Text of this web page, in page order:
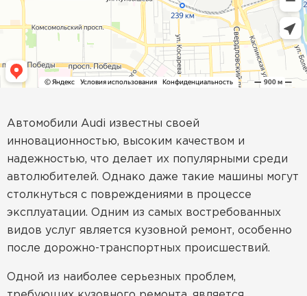
Автомобили Audi известны своей
инновационностью, высоким качеством и
надежностью, что делает их популярными среди
автолюбителей. Однако даже такие машины могут
столкнуться с повреждениями в процессе
эксплуатации. Одним из самых востребованных
видов услуг является кузовной ремонт, особенно
после дорожно-транспортных происшествий.
Одной из наиболее серьезных проблем,